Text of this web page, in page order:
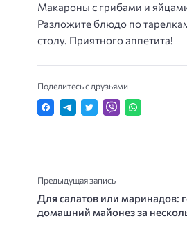
Макароны с грибами и
Разложите блюдо по
столу. Приятного аппетита!
Поделитесь с друзьями
Предыдущая запись
Для салатов или маринадов:
домашний майонез за